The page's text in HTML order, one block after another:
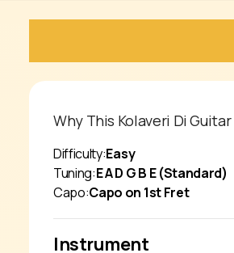
Why This Kolaveri DiGuitar
Difficulty:Easy
Tuning:E A D G B E (Standard)
Capo:Capo on 1st Fret
Instrument